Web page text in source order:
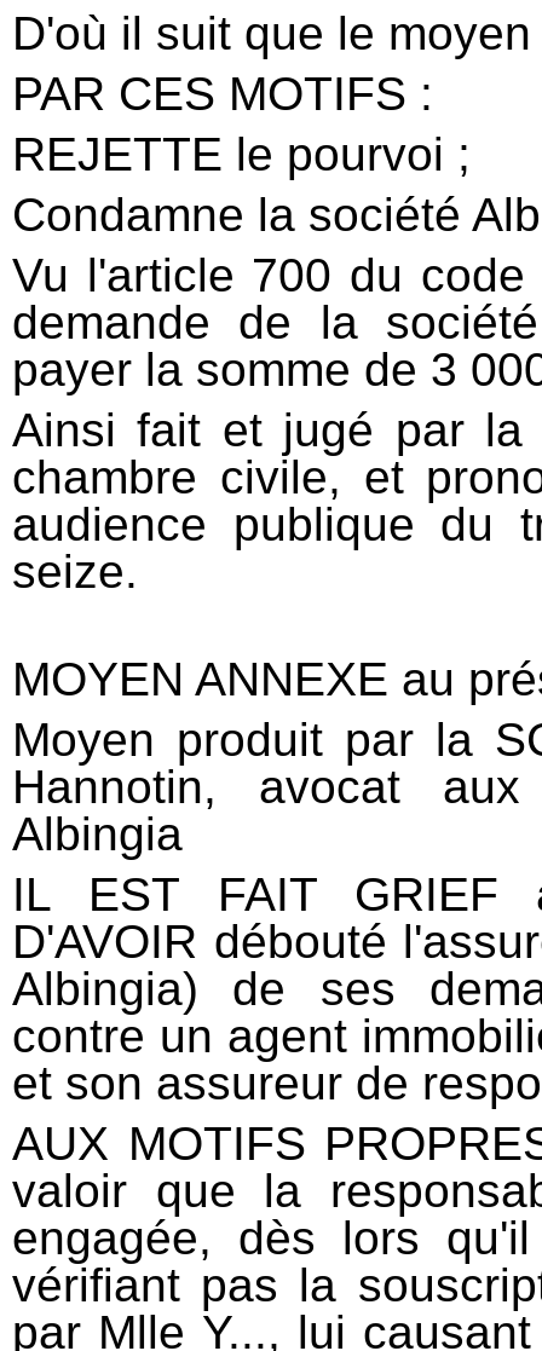
D'où il suit que le
PAR CES MOTIFS :
REJETTE le pourvoi ;
Condamne la société
Vu l'article 700 du
demande de la
payer la somme de 3
Ainsi fait et jugé par la
chambre civile, et
audience publique du
seize.
MOYEN ANNEXE au
Moyen produit par la
Hannotin, avocat
Albingia
IL EST FAIT GRIEF
D'AVOIR débouté
Albingia) de ses
contre un agent
et son assureur de
AUX MOTIFS PROPRES QUE la société Albingia fait valoir que la responsabilité du cabinet Fleurus est engagée, dès lors qu'il a commis une faute en ne vérifiant pas la souscription d'une police d'assurance par Mlle Y..., lui causant un préjudice consistant en la perte de chance d'exercer un recours subrogatoire contre l'assureur des risques locatifs, compte tenu de la présomption de responsabilité pesant sur la locataire ; qu'elle ajoute que ce préjudice est directement imputable à la faute de l'agence, dans la mesure où la locataire avait intérêt à souscrire un contrat d'assurance afin de protéger ses propres biens, et était en mesure de payer les primes y afférentes ; qu'elle expose que cette perte de chance doit être évaluée à 100 % des sommes qu'elle aurait dû percevoir au titre de son recours, soit la somme de 210. 873, 81 euros, ou, à titre subsidiaire, celle de 165. 937, 29 euros au titre des seules parties privatives, qui sont couvertes par la présomption de l'article 1733 du code civil ; que la société Serenis répond que la responsabilité de son assuré n'est pas engagée, dès lors que l'incendie a pour origine un vice de construction, ainsi qu'il ressort de l'expertise judiciaire, qu'aucune faute ne peut être reprochée au cabinet Fleurus, la propriétaire du logement ayant confié à ce dernier un mandat de location, sans exiger, en connaissance de cause, la production par la locataire d'une attestation d'assurance locative, qui ne constitue pas une exigence légale d'ordre public ; qu'elle ajoute qu'aucun préjudice n'est démontré, l'appelante, qui n'a fait qu'appliquer les termes du contrat en réglant l'indemnité prévue par celui-ci, ayant contractuellement renoncé à tout recours contre les locataires non assurés ; qu'en outre, elle soutient que l'appelante ne saurait solliciter le remboursement des travaux exposés pour les parties communes, qui ne relèvent pas de la présomption de responsabilité de l'article 1733 du code civil, à défaut de rapporter la preuve d'une faute imputable à la locataire, que le montant des sommes réclamées ne saurait excéder la somme de 130. 529, 54 euros, par application de la convention renonciation à recours, et que la perte de chance ne saurait dépasser les 50 % ; que le cabinet Fleurus avait reçu de Mme X... un mandat exclusif de location, qui l'obligeait à trouver un locataire et à conclure le bail avec celui-ci ; que ce mandat l'obligeait notamment à réclamer et faire établir, si nécessaire, toutes pièces utiles auprès de toutes personnes privées ou publiques, à établir le contrat de location aux prix, charges et conditions convenus, ainsi que les documents annexes, à recueillir la signature du locataire, et à entreprendre, d'une façon générale, toutes les démarches nécessaires pour mener à bien la mission qui lui était confiée ; que le contrat de location meublée consenti à Mlle Y... le 25 août 2003 obligeait notamment la locataire à s'assurer contre les risques locatifs et à en justifier au bailleur à la remise des clefs, en lui transmettant l'attestation émise par son assureur ou son représentant ; que la locataire devait également en justifier chaque année, à la demande du bailleur ; que, dans la mesure où le cabinet Fleurus avait été chargé de conclure le bail et d'entreprendre toutes les démarches nécessaires pour mener à bien cette mission, il lui appartenait d'exiger de Mlle Y... la remise d'une attestation d'assurance à son entrée dans les lieux ; que toutefois sa mission était limitée à la conclusion du bail, qui avait été consenti pour une durée d'un an, s'agissant d'une location meublée ; que la seule faute pouvant être reprochée au cabinet Fleurus est donc de n'avoir pas exigé la remise d'une attestation d'assurance valable pour la période du 1er septembre 2003 au 1er septembre 2004 ; que toutefois l'incendie s'est produit le 12 novembre 2005, soit postérieurement au deuxième renouvellement du bail ; qu'il ne peut donc pas être reproché au cabinet Fleurus de n'avoir pas exigé la production d'une attestation d'assurance pour la période durant laquelle le sinistre s'est produit, puisqu'il n'était plus investi du moindre mandat par la bailleresse ; qu'ainsi, il n'existe aucun lien de causalité entre la faute commise par le cabinet Fleurus lors de l'entrée dans les lieux de la locataire et le sinistre ; que le jugement doit donc être confirmé en